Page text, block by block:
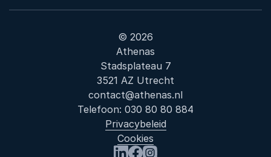
© 2026
Athenas
Stadsplateau 7
3521 AZ Utrecht
contact@athenas.nl
Telefoon: 030 80 80 884
Privacybeleid
Cookies